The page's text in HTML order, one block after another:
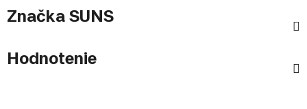
Značka SUNS
Hodnotenie